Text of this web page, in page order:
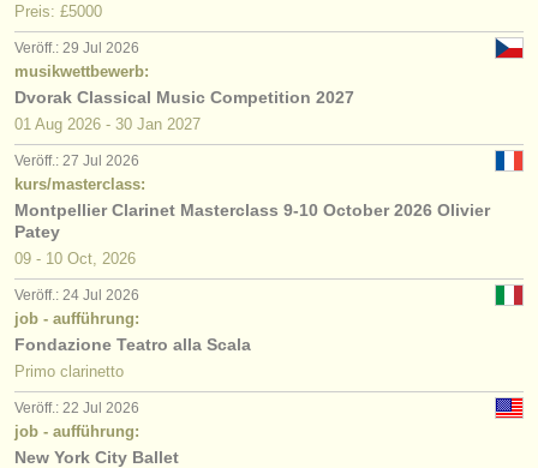
Preis: £5000
Veröff.: 29 Jul 2026
musikwettbewerb:
Dvorak Classical Music Competition 2027
01 Aug 2026 - 30 Jan 2027
Veröff.: 27 Jul 2026
kurs/masterclass:
Montpellier Clarinet Masterclass 9-10 October 2026 Olivier
Patey
09 - 10 Oct, 2026
Veröff.: 24 Jul 2026
job - aufführung:
Fondazione Teatro alla Scala
Primo clarinetto
Veröff.: 22 Jul 2026
job - aufführung:
New York City Ballet